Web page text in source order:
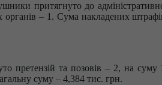
притягнуто до
– 1. Сума накладених
претензій та позовів – 2, на
суму – 4,384 тис. грн.